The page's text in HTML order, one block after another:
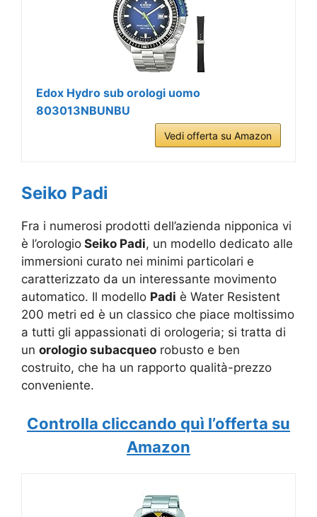
Edox Hydro sub orologi uomo
803013NBUNBU
Vedi offerta su Amazon
Seiko Padi
Fra i numerosi prodotti dell’azienda nipponica vi
è l’orologio Seiko Padi, un modello dedicato alle
immersioni curato nei minimi particolari e
caratterizzato da un interessante movimento
automatico. Il modello Padi è Water Resistent
200 metri ed è un classico che piace moltissimo
a tutti gli appassionati di orologeria; si tratta di
un orologio subacqueo robusto e ben
costruito, che ha un rapporto qualità-prezzo
conveniente.
Controlla cliccando quì l’offerta su
Amazon